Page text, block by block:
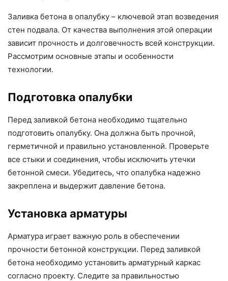
Заливка бетона в опалубку – ключевой этап возведения
стен подвала. От качества выполнения этой операции
зависит прочность и долговечность всей конструкции.
Рассмотрим основные этапы и особенности
технологии.
Подготовка опалубки
Перед заливкой бетона необходимо тщательно
подготовить опалубку. Она должна быть прочной,
герметичной и правильно установленной. Проверьте
все стыки и соединения, чтобы исключить утечки
бетонной смеси. Убедитесь, что опалубка надежно
закреплена и выдержит давление бетона.
Установка арматуры
Арматура играет важную роль в обеспечении
прочности бетонной конструкции. Перед заливкой
бетона необходимо установить арматурный каркас
согласно проекту. Следите за правильностью